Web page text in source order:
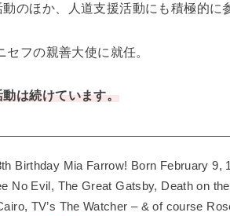
動のほか、人道支援活動にも積極的に
セフの親善大使に就任。
は続けています。
Birthday Mia Farrow! Born February
No Evil, The Great Gatsby, Death on
TV’s The Watcher – & of course